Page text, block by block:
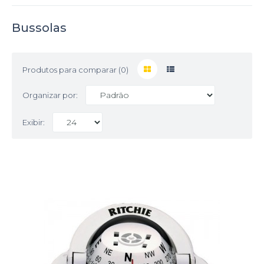
Bussolas
Produtos para comparar (0)
Organizar por:
Exibir: